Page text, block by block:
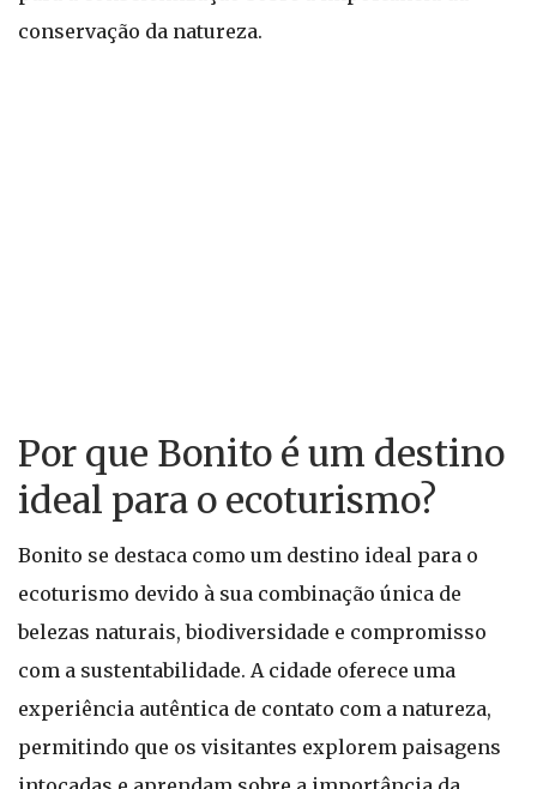
conservação da natureza.
Por que Bonito é um destino
ideal para o ecoturismo?
Bonito se destaca como um destino ideal para o
ecoturismo devido à sua combinação única de
belezas naturais, biodiversidade e compromisso
com a sustentabilidade. A cidade oferece uma
experiência autêntica de contato com a natureza,
permitindo que os visitantes explorem paisagens